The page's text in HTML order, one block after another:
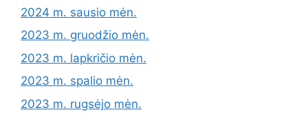
2024 m. sausio mėn.
2023 m. gruodžio mėn.
2023 m. lapkričio mėn.
2023 m. spalio mėn.
2023 m. rugsėjo mėn.